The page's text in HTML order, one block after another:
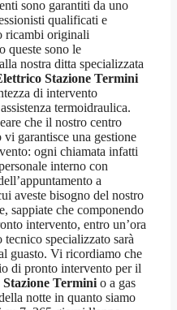
sono garantiti da uno
qualificati e
ricambi originali
queste sono le
nostra ditta specializzata
Stazione Termini
di intervento
termoidraulica.
che il nostro centro
vi garantisce una gestione
ogni chiamata infatti
interno con
a
aveste bisogno del nostro
sappiate che componendo
intervento, entro un’ora
specializzato sarà
guasto. Vi ricordiamo che
di pronto intervento per il
Termini o a gas
notte in quanto siamo